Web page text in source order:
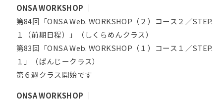
ONSA WORKSHOP ｜
第84回「ONSA Web. WORKSHOP（２）コース２／STEP.
１（前期日程）」（しくらめんクラス）
第83回「ONSA Web. WORKSHOP（１）コース１／STEP.
１」（ぱんじークラス）
第６週クラス開始です
ONSA WORKSHOP ｜